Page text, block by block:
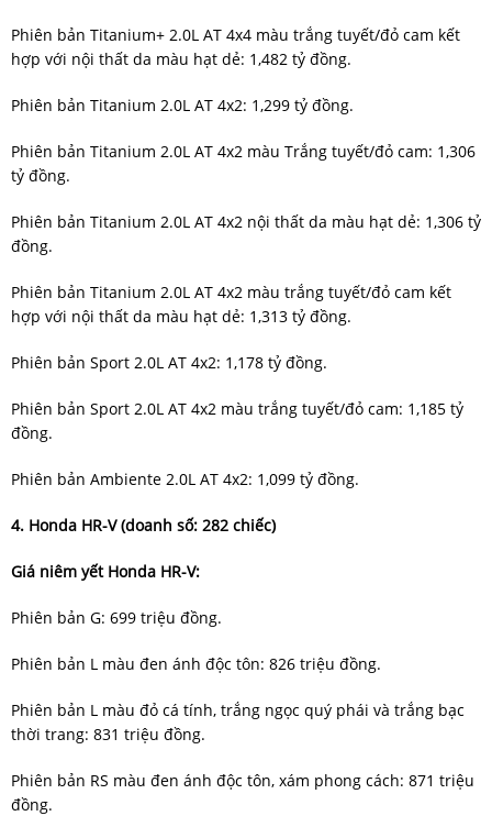
Phiên bản Titanium+ 2.0L AT 4x4 màu trắng tuyết/đỏ cam kết
hợp với nội thất da màu hạt dẻ: 1,482 tỷ đồng.
Phiên bản Titanium 2.0L AT 4x2: 1,299 tỷ đồng.
Phiên bản Titanium 2.0L AT 4x2 màu Trắng tuyết/đỏ cam: 1,306
tỷ đồng.
Phiên bản Titanium 2.0L AT 4x2 nội thất da màu hạt dẻ: 1,306 tỷ
đồng.
Phiên bản Titanium 2.0L AT 4x2 màu trắng tuyết/đỏ cam kết
hợp với nội thất da màu hạt dẻ: 1,313 tỷ đồng.
Phiên bản Sport 2.0L AT 4x2: 1,178 tỷ đồng.
Phiên bản Sport 2.0L AT 4x2 màu trắng tuyết/đỏ cam: 1,185 tỷ
đồng.
Phiên bản Ambiente 2.0L AT 4x2: 1,099 tỷ đồng.
4. Honda HR-V (doanh số: 282 chiếc)
Giá niêm yết Honda HR-V:
Phiên bản G: 699 triệu đồng.
Phiên bản L màu đen ánh độc tôn: 826 triệu đồng.
Phiên bản L màu đỏ cá tính, trắng ngọc quý phái và trắng bạc
thời trang: 831 triệu đồng.
Phiên bản RS màu đen ánh độc tôn, xám phong cách: 871 triệu
đồng.